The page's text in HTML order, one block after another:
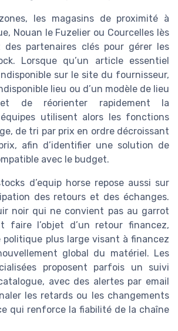
les magasins de proximité à
Nouan le Fuzelier ou Courcelles lès
des partenaires clés pour gérer les
Lorsque qu’un article essentiel
sur le site du fournisseur,
lieu ou d’un modèle de lieu
de réorienter rapidement la
utilisent alors les fonctions
de tri par prix en ordre décroissant
afin d’identifier une solution de
avec le budget.
d’equip horse repose aussi sur
des retours et des échanges.
noir qui ne convient pas au garrot
faire l’objet d’un retour financez,
plus large visant à financez
global du matériel. Les
proposent parfois un suivi
avec des alertes par email
les retards ou les changements
qui renforce la fiabilité de la chaîne